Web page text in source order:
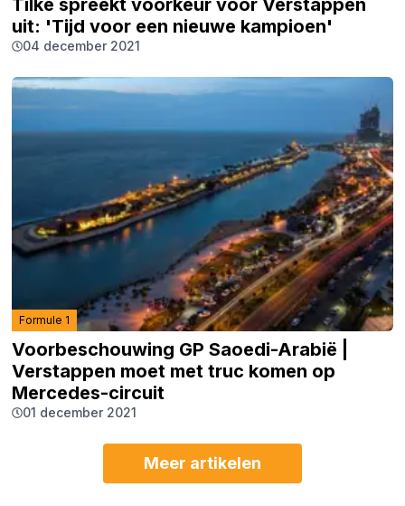
Tilke spreekt voorkeur voor Verstappen
uit: 'Tijd voor een nieuwe kampioen'
04 december 2021
Formule 1
Voorbeschouwing GP Saoedi-Arabië |
Verstappen moet met truc komen op
Mercedes-circuit
01 december 2021
Meer artikelen